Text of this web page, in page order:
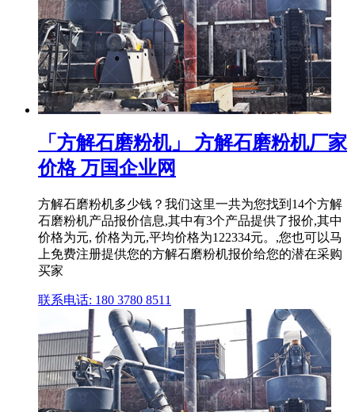
「方解石磨粉机」 方解石磨粉机厂家
价格 万国企业网
方解石磨粉机多少钱？我们这里一共为您找到14个方解
石磨粉机产品报价信息,其中有3个产品提供了报价,其中
价格为元, 价格为元,平均价格为122334元。,您也可以马
上免费注册提供您的方解石磨粉机报价给您的潜在采购
买家
联系电话: 180 3780 8511